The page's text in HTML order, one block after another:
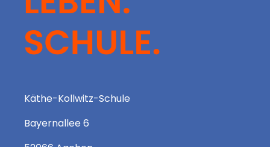
Käthe-Kollwitz-Schule
Bayernallee 6